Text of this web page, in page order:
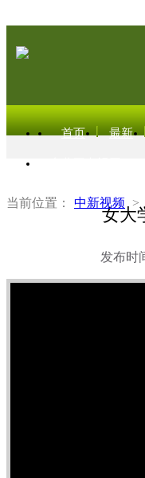
首页 最新
当前位置： 中新视频 >
女大
发布时